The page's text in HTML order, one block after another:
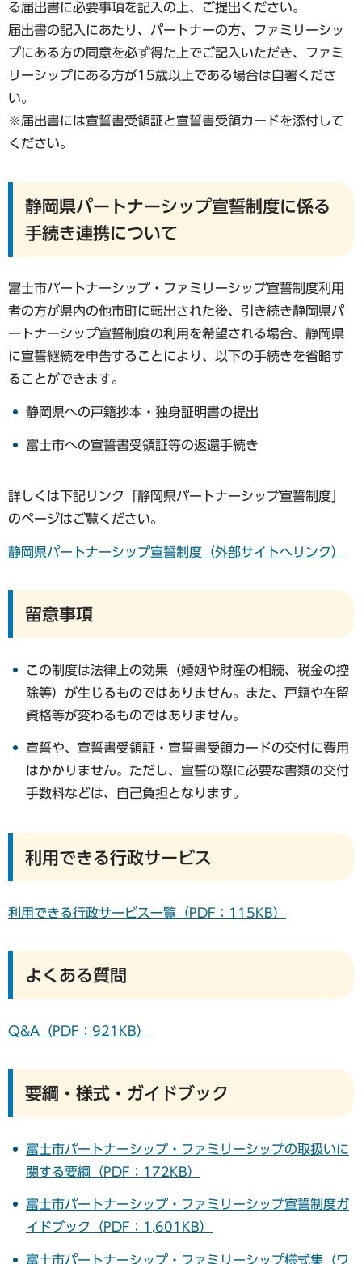
る届出書に必要事項を記入の上、ご提出ください。
届出書の記入にあたり、パートナーの方、ファミリーシッ
プにある方の同意を必ず得た上でご記入いただき、ファミ
リーシップにある方が15歳以上である場合は自署くださ
い。
※届出書には宣誓書受領証と宣誓書受領カードを添付して
ください。
静岡県パートナーシップ宣誓制度に係る
手続き連携について
富士市パートナーシップ・ファミリーシップ宣誓制度利用
者の方が県内の他市町に転出された後、引き続き静岡県パ
ートナーシップ宣誓制度の利用を希望される場合、静岡県
に宣誓継続を申告することにより、以下の手続きを省略す
ることができます。
静岡県への戸籍抄本・独身証明書の提出
富士市への宣誓書受領証等の返還手続き
詳しくは下記リンク「静岡県パートナーシップ宣誓制度」
のページはご覧ください。
静岡県パートナーシップ宣誓制度（外部サイトへリンク）
留意事項
この制度は法律上の効果（婚姻や財産の相続、税金の控
除等）が生じるものではありません。また、戸籍や在留
資格等が変わるものではありません。
宣誓や、宣誓書受領証・宣誓書受領カードの交付に費用
はかかりません。ただし、宣誓の際に必要な書類の交付
手数料などは、自己負担となります。
利用できる行政サービス
利用できる行政サービス一覧（PDF：115KB）
よくある質問
Q&A（PDF：921KB）
要綱・様式・ガイドブック
富士市パートナーシップ・ファミリーシップの取扱いに
関する要綱（PDF：172KB）
富士市パートナーシップ・ファミリーシップ宣誓制度ガ
イドブック（PDF：1,601KB）
富士市パートナーシップ・ファミリーシップ様式集（ワ